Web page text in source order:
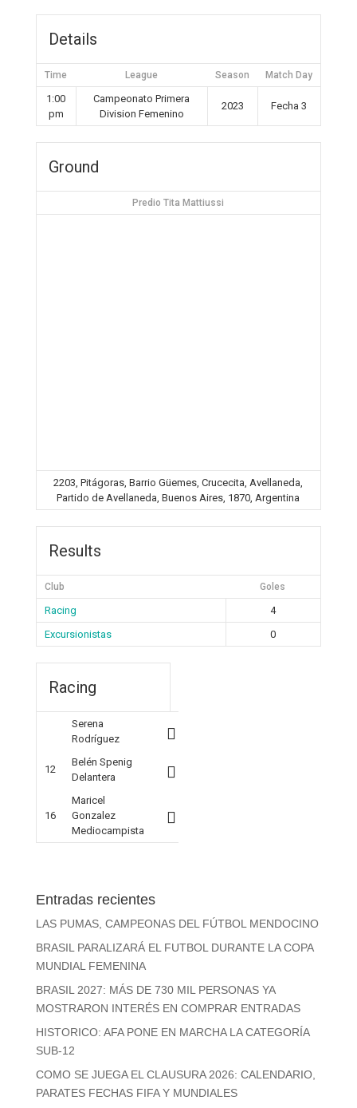
Details
Time League Season Match Day
1:00
pm
Campeonato Primera
Division Femenino
2023 Fecha 3
Ground
Predio Tita Mattiussi
2203, Pitágoras, Barrio Güemes, Crucecita, Avellaneda,
Partido de Avellaneda, Buenos Aires, 1870, Argentina
Results
Club Goles
Racing
4
Excursionistas
0
Racing
Serena
Rodríguez
12
Belén Spenig
Delantera
16
Maricel
Gonzalez
Mediocampista
Entradas recientes
LAS PUMAS, CAMPEONAS DEL FÚTBOL MENDOCINO
BRASIL PARALIZARÁ EL FUTBOL DURANTE LA COPA
MUNDIAL FEMENINA
BRASIL 2027: MÁS DE 730 MIL PERSONAS YA
MOSTRARON INTERÉS EN COMPRAR ENTRADAS
HISTORICO: AFA PONE EN MARCHA LA CATEGORÍA
SUB-12
COMO SE JUEGA EL CLAUSURA 2026: CALENDARIO,
PARATES FECHAS FIFA Y MUNDIALES